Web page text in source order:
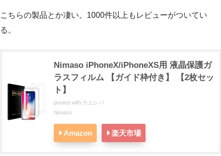
こちらの製品とか凄い。1000件以上もレビューがついてい
る。
Nimaso iPhoneX/iPhoneXS用 液晶保護ガ
ラスフィルム 【ガイド枠付き】 【2枚セッ
ト】
posted with カエレバ
Nimaso
Amazon 楽天市場